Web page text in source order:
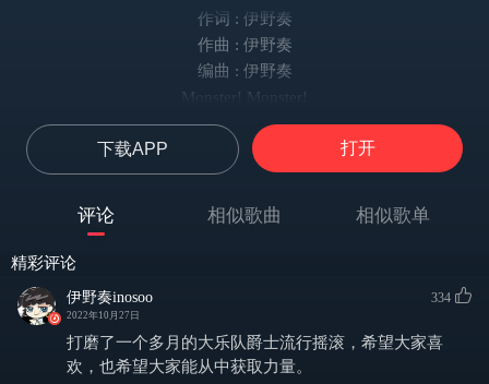
作词 : 伊野奏
作曲 : 伊野奏
编曲 : 伊野奏
Monster! Monster!
唱-洛天依 AI
Monster!喔～ Monster!
风暴预警
屏住呼吸
就算面对着可爱的你
堵在胸口声音
下载APP 打开
评论 相似歌曲 相似歌单
精彩评论
伊野奏inosoo
2022年10月27日
334
打磨了一个多月的大乐队爵士流行摇滚，希望大家喜
欢，也希望大家能从中获取力量。